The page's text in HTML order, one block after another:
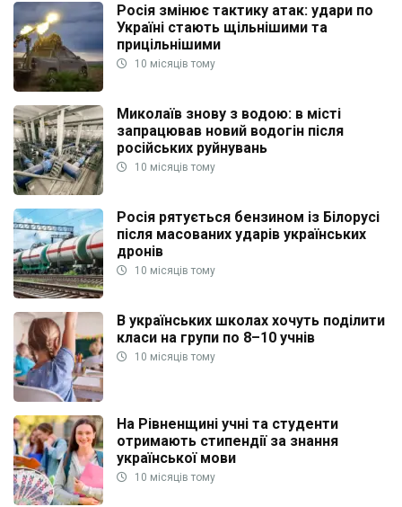
Росія змінює тактику атак: удари по
Україні стають щільнішими та
прицільнішими
10 місяців тому
Миколаїв знову з водою: в місті
запрацював новий водогін після
російських руйнувань
10 місяців тому
Росія рятується бензином із Білорусі
після масованих ударів українських
дронів
10 місяців тому
В українських школах хочуть поділити
класи на групи по 8–10 учнів
10 місяців тому
На Рівненщині учні та студенти
отримають стипендії за знання
української мови
10 місяців тому